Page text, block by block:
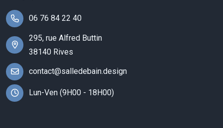
06 76 84 22 40
295, rue Alfred Buttin
38140 Rives
contact@salledebain.design
Lun-Ven (9H00 - 18H00)